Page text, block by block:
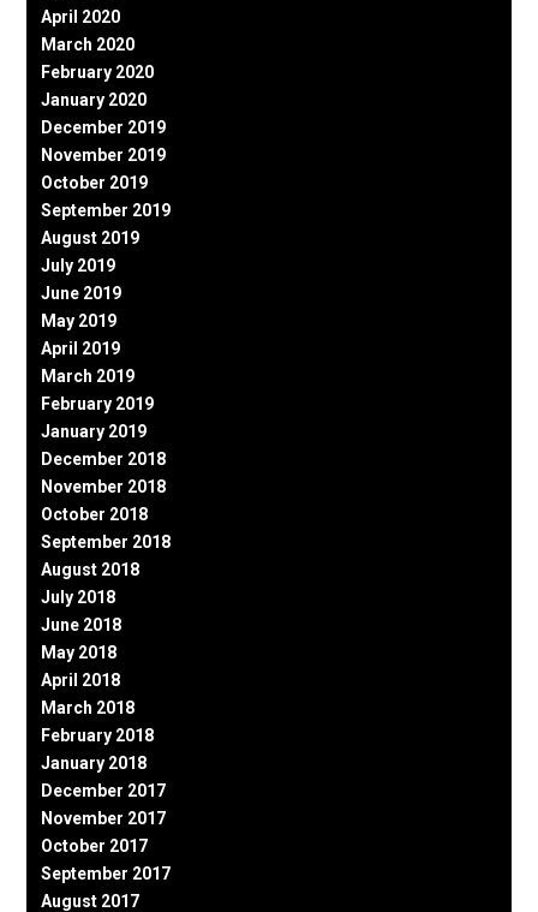
April 2020
March 2020
February 2020
January 2020
December 2019
November 2019
October 2019
September 2019
August 2019
July 2019
June 2019
May 2019
April 2019
March 2019
February 2019
January 2019
December 2018
November 2018
October 2018
September 2018
August 2018
July 2018
June 2018
May 2018
April 2018
March 2018
February 2018
January 2018
December 2017
November 2017
October 2017
September 2017
August 2017